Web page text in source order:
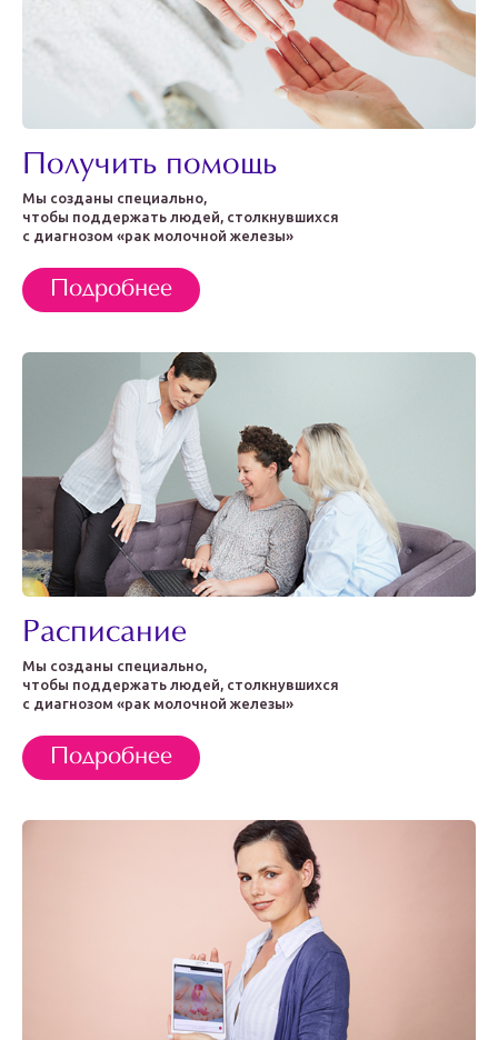
Получить помощь
Мы созданы специально,
чтобы поддержать людей, столкнувшихся
с диагнозом «рак молочной железы»
Подробнее
Расписание
Мы созданы специально,
чтобы поддержать людей, столкнувшихся
с диагнозом «рак молочной железы»
Подробнее